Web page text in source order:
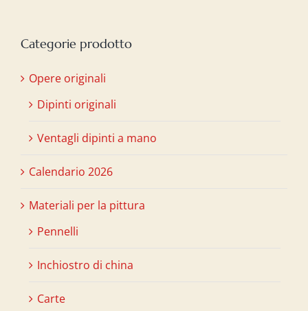
Categorie prodotto
Opere originali
Dipinti originali
Ventagli dipinti a mano
Calendario 2026
Materiali per la pittura
Pennelli
Inchiostro di china
Carte